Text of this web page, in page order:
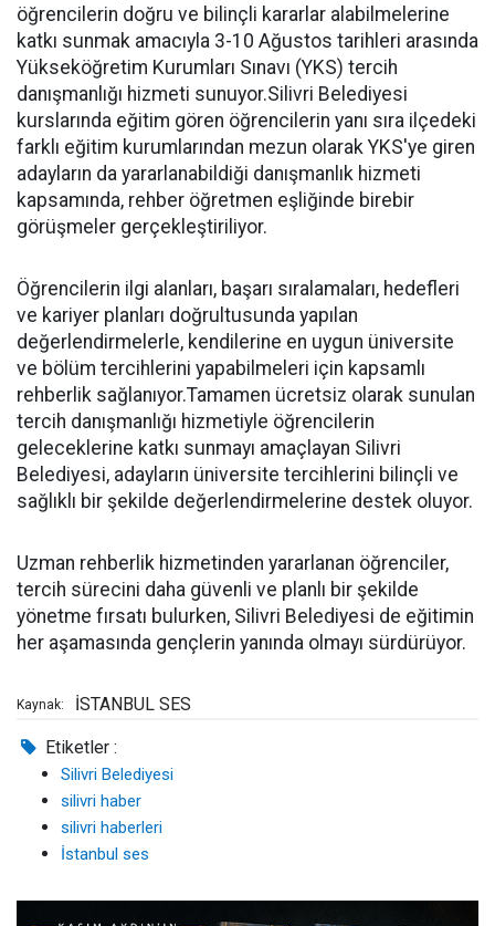
öğrencilerin doğru ve bilinçli kararlar alabilmelerine
katkı sunmak amacıyla 3-10 Ağustos tarihleri arasında
Yükseköğretim Kurumları Sınavı (YKS) tercih
danışmanlığı hizmeti sunuyor.Silivri Belediyesi
kurslarında eğitim gören öğrencilerin yanı sıra ilçedeki
farklı eğitim kurumlarından mezun olarak YKS'ye giren
adayların da yararlanabildiği danışmanlık hizmeti
kapsamında, rehber öğretmen eşliğinde birebir
görüşmeler gerçekleştiriliyor.
Öğrencilerin ilgi alanları, başarı sıralamaları, hedefleri
ve kariyer planları doğrultusunda yapılan
değerlendirmelerle, kendilerine en uygun üniversite
ve bölüm tercihlerini yapabilmeleri için kapsamlı
rehberlik sağlanıyor.Tamamen ücretsiz olarak sunulan
tercih danışmanlığı hizmetiyle öğrencilerin
geleceklerine katkı sunmayı amaçlayan Silivri
Belediyesi, adayların üniversite tercihlerini bilinçli ve
sağlıklı bir şekilde değerlendirmelerine destek oluyor.
Uzman rehberlik hizmetinden yararlanan öğrenciler,
tercih sürecini daha güvenli ve planlı bir şekilde
yönetme fırsatı bulurken, Silivri Belediyesi de eğitimin
her aşamasında gençlerin yanında olmayı sürdürüyor.
Kaynak: İSTANBUL SES
Etiketler :
Silivri Belediyesi
silivri haber
silivri haberleri
İstanbul ses